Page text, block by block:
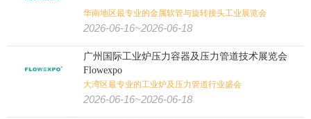
华南地区最专业的金属软管与旋转接头工业展览会
2026-06-16~2026-06-18
广州国际工业炉压力容器及压力管道技术展览会
Flowexpo
大湾区最专业的工业炉及压力管道行业盛会
2026-06-16~2026-06-18